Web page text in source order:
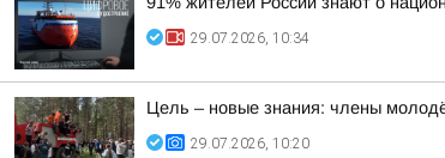
29.07.2026, 10:34
Цель – новые знания: члены
29.07.2026, 10:20